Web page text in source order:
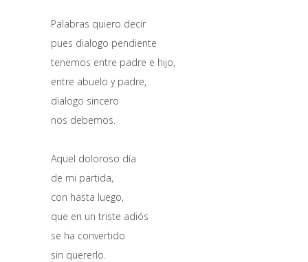
Palabras quiero decir
pues dialogo pendiente
tenemos entre padre e hijo,
entre abuelo y padre,
dialogo sincero
nos debemos.
Aquel doloroso día
de mi partida,
con hasta luego,
que en un triste adiós
se ha convertido
sin quererlo.